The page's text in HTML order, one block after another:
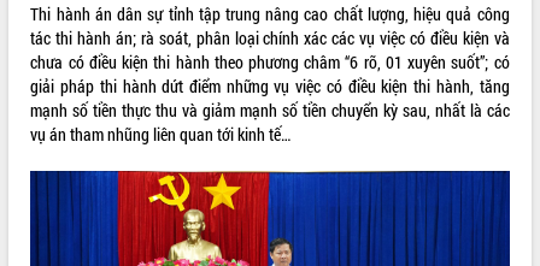
công tác cải cách hành chính mô hình
mới
UBND tỉnh họp báo định kỳ tháng 4
năm 2026
Hội thảo khoa học “Giải pháp thúc đẩy
Đắk Lắk”
Tăng cường giám sát, đôn đốc thực
hiện nhiệm vụ quản lý tài sản công
Thi hành án dân sự tỉnh tập trung nâng cao chất lượng, hiệu quả công
tác thi hành án; rà soát, phân loại chính xác các vụ việc có điều kiện và
chưa có điều kiện thi hành theo phương châm “6 rõ, 01 xuyên suốt”; có
giải pháp thi hành dứt điểm những vụ việc có điều kiện thi hành, tăng
mạnh số tiền thực thu và giảm mạnh số tiền chuyển kỳ sau, nhất là các
vụ án tham nhũng liên quan tới kinh tế…